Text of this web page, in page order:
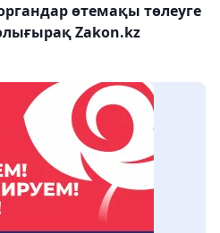
өтемақы төлеуге
Zakon.kz